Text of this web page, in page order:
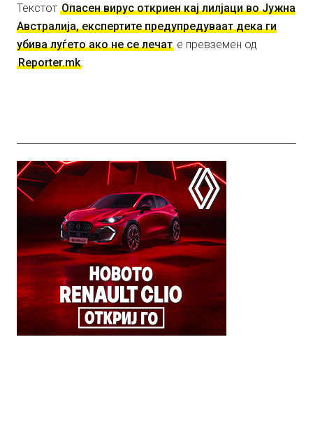
Текстот Опасен вирус откриен кај лилјаци во Јужна
Австралија, експертите предупредуваат дека ги
убива луѓето ако не се лечат е превземен од
Reporter.mk.